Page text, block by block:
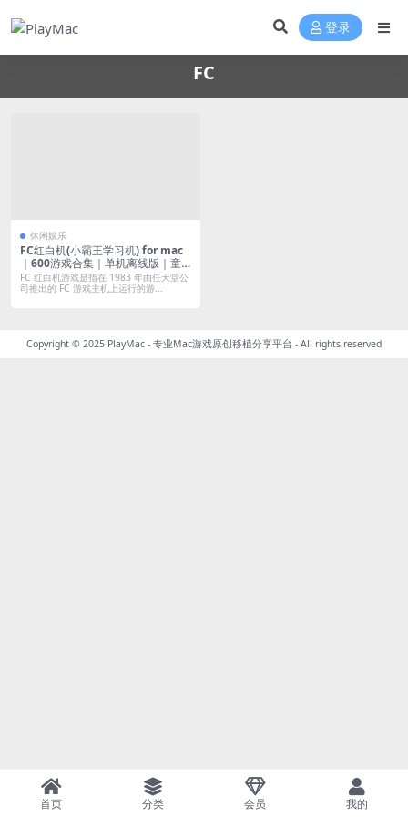
登录
FC
休闲娱乐
FC红白机(小霸王学习机) for mac
｜600游戏合集｜单机离线版｜童
年的记忆｜支持M芯片
FC 红白机游戏是指在 1983 年由任天堂公
司推出的 FC 游戏主机上运行的游...
Copyright © 2025 PlayMac - 专业Mac游戏原创移植分享平台 - All rights reserved
首页 分类 会员 我的